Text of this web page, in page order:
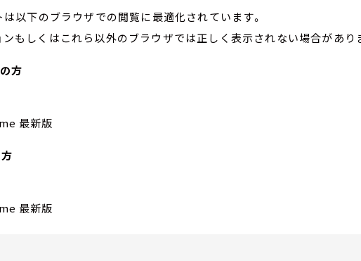
以下のブラウザでの閲覧に最適化されています。
もしくはこれら以外のブラウザでは正しく表示されない場合があり
方
最新版
最新版